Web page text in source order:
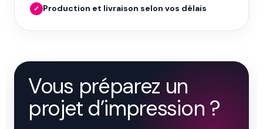
✓ Production et livraison selon vos délais
Vous préparez un
projet d’impression ?